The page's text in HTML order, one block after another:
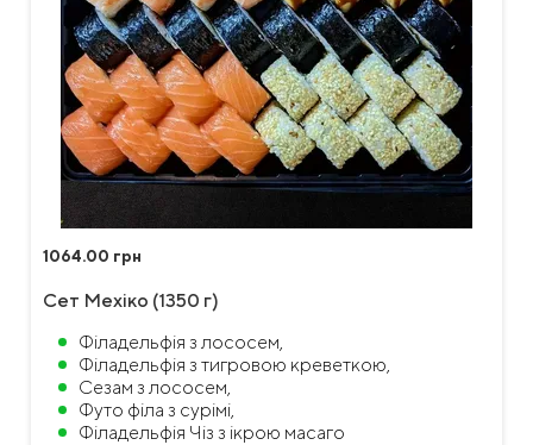
1064.00 грн
Сет Мехіко (1350 г)
Філадельфія з лососем,
Філадельфія з тигровою креветкою,
Сезам з лососем,
Футо філа з сурімі,
Філадельфія Чіз з ікрою масаго